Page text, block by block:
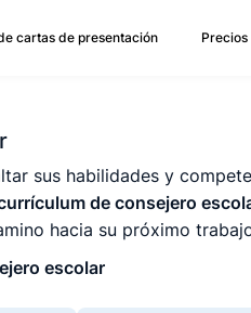
cartas de presentación Precios
sus habilidades y
de consejero
hacia su próximo
escolar